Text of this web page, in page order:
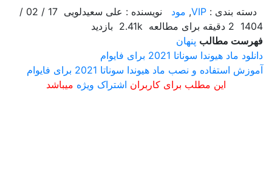
دسته بندی : VIP
, مود نویسنده : علی سعیدلویی
17 / 02 /
1404
فهرست مطالب پنهان
دانلود ماد هیوندا سوناتا 2021 برای فایوام
آموزش استفاده و نصب ماد هیوندا سوناتا 2021 برای فایوام
این مطلب برای کاربران اشتراک ویژه میباشد